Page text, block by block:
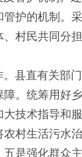
护的机制。
村民共同分
县直有关部
。统筹用好
技术指导和
农村生活污水
是强化群众